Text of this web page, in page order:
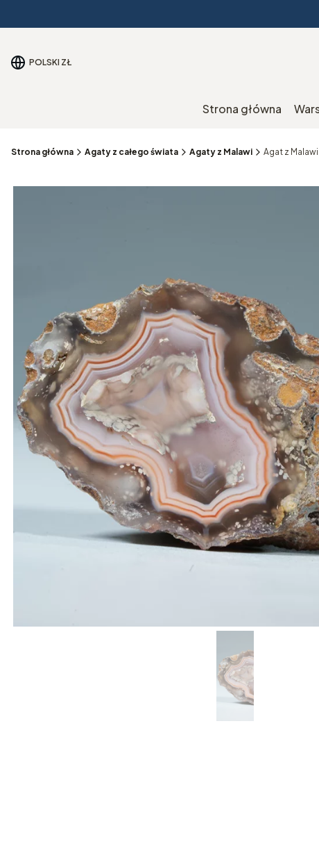
POLSKI ZŁ
Strona główna
Strona główna Agaty z całego świata Agaty z Malawi Agat z